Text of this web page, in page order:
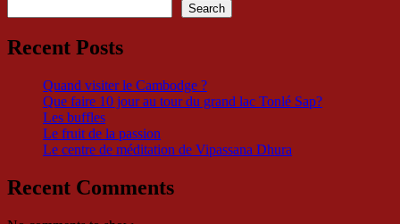
Search
Recent Posts
Quand visiter le Cambodge ?
Que faire 10 jour au tour du grand lac Tonlé Sap?
Les buffles
Le fruit de la passion
Le centre de méditation de Vipassana Dhura
Recent Comments